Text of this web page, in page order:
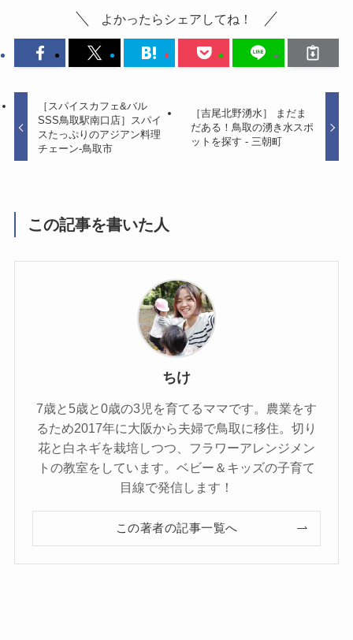
よかったらシェアしてね！
［スパイスカフェ&バル
SSS鳥取駅南口店］スパイ
スたっぷりのアジアン料理
チェーン-鳥取市
［吉尾北野湧水］ まだま
だある！鳥取の湧き水スポ
ットを探す - 三朝町
この記事を書いた人
ちけ
7歳と5歳と0歳の3児を育てるママです。農業をす
るため2017年に大阪から夫婦で鳥取に移住。切り
花と白ネギを栽培しつつ、フラワーアレンジメン
トの教室をしています。ベビー＆キッズの子育て
目線で発信します！
この著者の記事一覧へ